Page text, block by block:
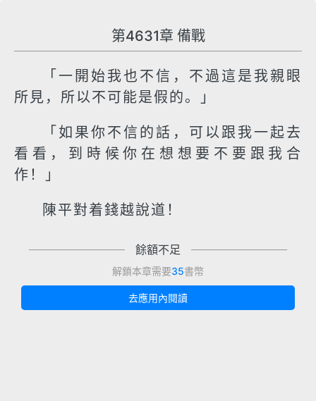
第4631章 備戰
「一開始我也不信，不過這是我親眼
所見，所以不可能是假的。」
「如果你不信的話，可以跟我一起去
看看，到時候你在想想要不要跟我合
作！」
陳平對着錢越說道！
餘額不足
解鎖本章需要35書幣
去應用內閱讀